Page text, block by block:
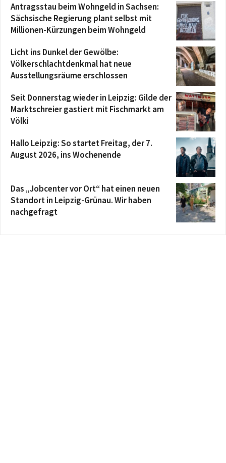
Antragsstau beim Wohngeld in Sachsen:
Sächsische Regierung plant selbst mit
Millionen-Kürzungen beim Wohngeld
Licht ins Dunkel der Gewölbe:
Völkerschlachtdenkmal hat neue
Ausstellungsräume erschlossen
Seit Donnerstag wieder in Leipzig: Gilde der
Marktschreier gastiert mit Fischmarkt am
Völki
Hallo Leipzig: So startet Freitag, der 7.
August 2026, ins Wochenende
Das „Jobcenter vor Ort“ hat einen neuen
Standort in Leipzig-Grünau. Wir haben
nachgefragt